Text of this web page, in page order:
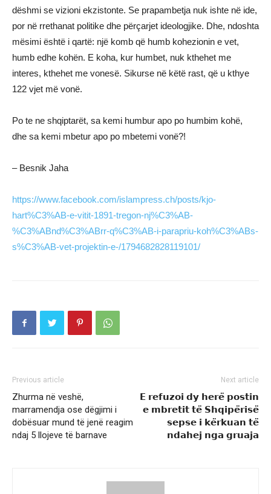
dëshmi se vizioni ekzistonte. Se prapambetja nuk ishte në ide,
por në rrethanat politike dhe përçarjet ideologjike. Dhe, ndoshta
mësimi është i qartë: një komb që humb kohezionin e vet,
humb edhe kohën. E koha, kur humbet, nuk kthehet me
interes, kthehet me vonesë. Sikurse në këtë rast, që u kthye
122 vjet më vonë.
Po te ne shqiptarët, sa kemi humbur apo po humbim kohë,
dhe sa kemi mbetur apo po mbetemi vonë?!
– Besnik Jaha
https://www.facebook.com/islampress.ch/posts/kjo-
hart%C3%AB-e-vitit-1891-tregon-nj%C3%AB-
%C3%ABnd%C3%ABrr-q%C3%AB-i-parapriu-koh%C3%ABs-
s%C3%AB-vet-projektin-e-/1794682828119101/
Previous article
Zhurma në veshë,
marramendja ose dëgjimi i
dobësuar mund të jenë reagim
ndaj 5 llojeve të barnave
Next article
𝗘 𝗿𝗲𝗳𝘂𝘇𝗼𝗶 𝗱𝘆 𝗵𝗲𝗿𝗲̈ 𝗽𝗼𝘀𝘁𝗶𝗻
𝗲 𝗺𝗯𝗿𝗲𝘁𝗶𝘁 𝘁𝗲̈ 𝗦𝗵𝗾𝗶𝗽𝗲̈𝗿𝗶𝘀𝗲̈
𝘀𝗲𝗽𝘀𝗲 𝗶 𝗸𝗲̈𝗿𝗸𝘂𝗮𝗻 𝘁𝗲̈
𝗻𝗱𝗮𝗵𝗲𝗷 𝗻𝗴𝗮 𝗴𝗿𝘂𝗮𝗷𝗮